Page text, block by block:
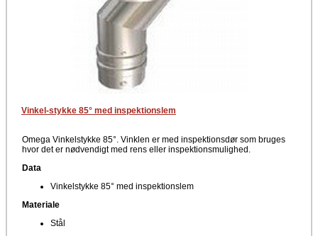
Vinkel-stykke 85° med inspektionslem
Omega Vinkelstykke 85°. Vinklen er med inspektionsdør som bruges
hvor det er nødvendigt med rens eller inspektionsmulighed.
Data
Vinkelstykke 85° med inspektionslem
Materiale
Stål